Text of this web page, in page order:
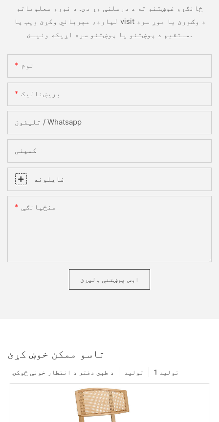
ځانګړو غوښتنو ته د درملنې وړ دی. د نورو معلوماتو
لپاره، مهرباني وکړئ ویب پا visit ه وګورئ یا موږ سره
مستقیم د پوښتنو یا پوښتنو سره اړیکه ونیسئ.
نوم
بریښنالیک
تلیفون / Whatsapp
کمپنی
فایلونه
منځپانګې
اوس پوښتنې ولیږئ
تاسو ممکن خوښ کړئ
تولید 1 تولید د طبي دفتر د انتظار خونې څوکۍ